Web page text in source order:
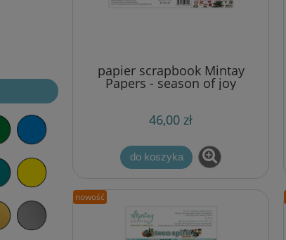
papier scrapbook Mintay
Papers - season of joy
[zestaw 12"x12"]
46,00 zł
do koszyka
nowość